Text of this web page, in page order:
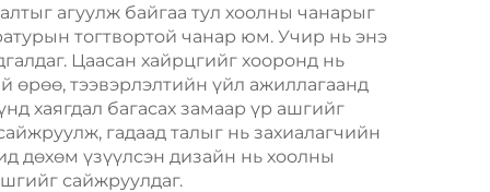
агуулж байгаа тул хоолны чанарыг
тогтвортой чанар юм. Учир нь энэ
Цаасан хайрцгийг хооронд нь
өрөө, тээвэрлэлтийн үйл ажиллагаанд
хаягдал багасах замаар үр ашгийг
гадаад талыг нь захиалагчийн
дөхөм үзүүлсэн дизайн нь хоолны
сайжруулдаг.